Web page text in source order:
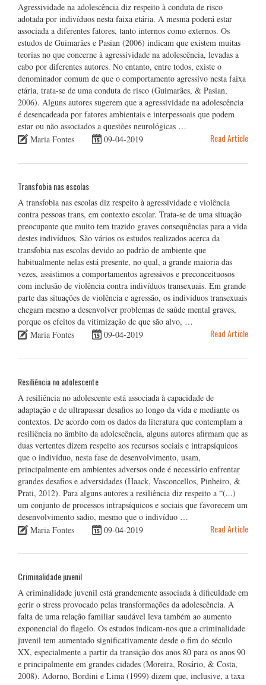
Agressividade na adolescência diz respeito à conduta de risco
adotada por indivíduos nesta faixa etária. A mesma poderá estar
associada a diferentes fatores, tanto internos como externos. Os
estudos de Guimarães e Pasian (2006) indicam que existem muitas
teorias no que concerne à agressividade na adolescência, levadas a
cabo por diferentes autores. No entanto, entre todos, existe o
denominador comum de que o comportamento agressivo nesta faixa
etária, trata-se de uma conduta de risco (Guimarães, & Pasian,
2006). Alguns autores sugerem que a agressividade na adolescência
é desencadeada por fatores ambientais e interpessoais que podem
estar ou não associados a questões neurológicas …
Maria Fontes
09-04-2019 Read Article
Transfobia nas escolas
A transfobia nas escolas diz respeito à agressividade e violência
contra pessoas trans, em contexto escolar. Trata-se de uma situação
preocupante que muito tem trazido graves consequências para a vida
destes indivíduos. São vários os estudos realizados acerca da
transfobia nas escolas devido ao padrão de ambiente que
habitualmente nelas está presente, no qual, a grande maioria das
vezes, assistimos a comportamentos agressivos e preconceituosos
com inclusão de violência contra indivíduos transexuais. Em grande
parte das situações de violência e agressão, os indivíduos transexuais
chegam mesmo a desenvolver problemas de saúde mental graves,
porque os efeitos da vitimização de que são alvo, …
Maria Fontes
09-04-2019 Read Article
Resiliência no adolescente
A resiliência no adolescente está associada à capacidade de
adaptação e de ultrapassar desafios ao longo da vida e mediante os
contextos. De acordo com os dados da literatura que contemplam a
resiliência no âmbito da adolescência, alguns autores afirmam que as
duas vertentes dizem respeito aos recursos sociais e intrapsíquicos
que o indivíduo, nesta fase de desenvolvimento, usam,
principalmente em ambientes adversos onde é necessário enfrentar
grandes desafios e adversidades (Haack, Vasconcellos, Pinheiro, &
Prati, 2012). Para alguns autores a resiliência diz respeito a “(...)
um conjunto de processos intrapsíquicos e sociais que favorecem um
desenvolvimento sadio, mesmo que o indivíduo …
Maria Fontes
09-04-2019 Read Article
Criminalidade juvenil
A criminalidade juvenil está grandemente associada à dificuldade em
gerir o stress provocado pelas transformações da adolescência. A
falta de uma relação familiar saudável leva também ao aumento
exponencial do flagelo. Os estudos indicam-nos que a criminalidade
juvenil tem aumentado significativamente desde o fim do século
XX, especialmente a partir da transição dos anos 80 para os anos 90
e principalmente em grandes cidades (Moreira, Rosário, & Costa,
2008). Adorno, Bordini e Lima (1999) dizem que, inclusive, a taxa